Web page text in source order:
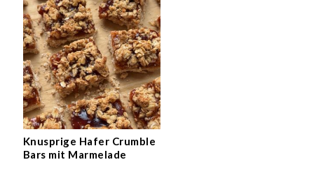
Knusprige Hafer Crumble
Bars mit Marmelade